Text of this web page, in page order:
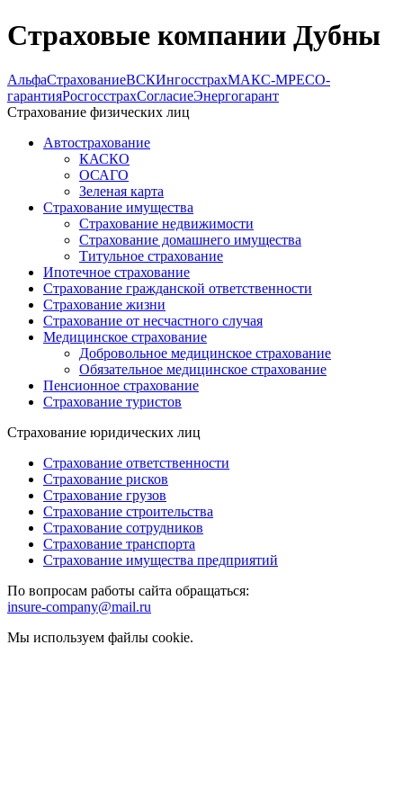
Страховые компании Дубны
АльфаСтрахованиеВСКИнгосстрахМАКС-МРЕСО-
гарантияРосгосстрахСогласиеЭнергогарант
Страхование физических лиц
Автострахование
КАСКО
ОСАГО
Зеленая карта
Страхование имущества
Страхование недвижимости
Страхование домашнего имущества
Титульное страхование
Ипотечное страхование
Страхование гражданской ответственности
Страхование жизни
Страхование от несчастного случая
Медицинское страхование
Добровольное медицинское страхование
Обязательное медицинское страхование
Пенсионное страхование
Страхование туристов
Страхование юридических лиц
Страхование ответственности
Страхование рисков
Страхование грузов
Страхование строительства
Страхование сотрудников
Страхование транспорта
Страхование имущества предприятий
По вопросам работы сайта обращаться:
insure-company@mail.ru
Мы используем файлы cookie.